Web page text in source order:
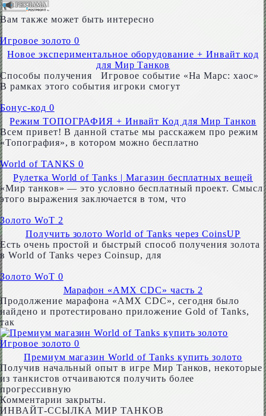
Вам также может быть интересно
Игровое золото 0
Новое экспериментальное оборудование + Инвайт код
для Мир Танков
Способы получения Игровое событие «На Марс: хаос»
В рамках этого события игроки смогут
Бонус-код 0
Режим ТОПОГРАФИЯ + Инвайт Код для Мир Танков
Всем привет! В данной статье мы расскажем про режим
«Топография», в котором можно бесплатно
World of TANKS 0
Рулетка World of Tanks | Магазин бесплатных вещей
«Мир танков» — это условно бесплатный проект. Смысл
этого выражения заключается в том, что
Золото WoT 2
Получить золото World of Tanks через CoinsUP
Есть очень простой и быстрый способ получения золота
в World of Tanks через Coinsup, для
Золото WoT 0
Марафон «AMX CDC» часть 2
Продолжение марафона «AMX CDC», сегодня было
найдено и протестировано приложение Gold of Tanks,
так
Игровое золото 0
Премиум магазин World of Tanks купить золото
Получив начальный опыт в игре Мир Танков, некоторые
из танкистов отчаиваются получить более
прогрессивную
Комментарии закрыты.
ИНВАЙТ-ССЫЛКА МИР ТАНКОВ